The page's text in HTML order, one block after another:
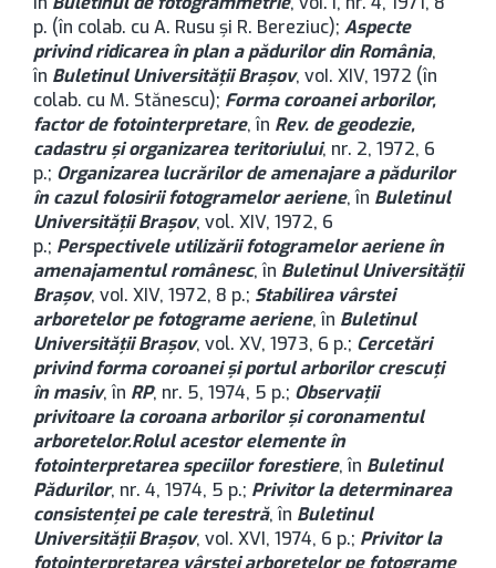
p. (în colab. cu A. Rusu şi R. Bereziuc); Aspecte
privind ridicarea în plan a pădurilor din România,
în Buletinul Universității Brașov, voI. XIV, 1972 (în
colab. cu M. Stănescu); Forma coroanei arborilor,
factor de fotointerpretare, în Rev. de geodezie,
cadastru şi organizarea teritoriului, nr. 2, 1972, 6
p.; Organizarea lucrărilor de amenajare a pădurilor
în cazul folosirii fotogramelor aeriene, în Buletinul
Universității Brașov, vol. XIV, 1972, 6
p.; Perspectivele utilizării fotogramelor aeriene în
amenajamentul românesc, în Buletinul Universității
Brașov, voI. XIV, 1972, 8 p.; Stabilirea vârstei
arboretelor pe fotograme aeriene, în Buletinul
Universității Brașov, vol. XV, 1973, 6 p.; Cercetări
privind forma coroanei şi portul arborilor crescuţi
în masiv, în RP, nr. 5, 1974, 5 p.; Observaţii
privitoare la coroana arborilor şi coronamentul
arboretelor.Rolul acestor elemente în
fotointerpretarea speciilor forestiere, în Buletinul
Pădurilor, nr. 4, 1974, 5 p.; Privitor la determinarea
consistenţei pe cale terestră, în Buletinul
Universității Brașov, voI. XVI, 1974, 6 p.; Privitor la
fotointerpretarea vârstei arboretelor pe fotograme